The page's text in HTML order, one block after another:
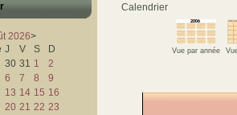
2026>
J V S
D
30 31 1
2
6 7 8
9
13 14 15 16
20 21 22 23
Calendrier
Vue par année